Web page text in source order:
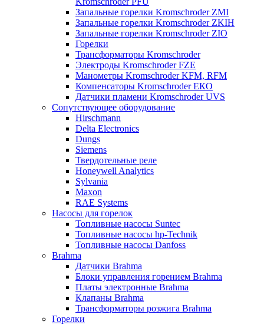
Запальные горелки Kromschroder ZМI
Запальные горелки Kromschroder ZKIH
Запальные горелки Kromschroder ZIO
Горелки
Трансформаторы Kromschroder
Электроды Kromschroder FZE
Манометры Kromschroder KFM, RFM
Компенсаторы Kromschroder ЕКО
Датчики пламени Kromschroder UVS
Сопутствующее оборудование
Hirschmann
Delta Electronics
Dungs
Siemens
Твердотельные реле
Honeywell Analytics
Sylvania
Maxon
RAE Systems
Насосы для горелок
Топливные насосы Suntec
Топливные насосы hp-Technik
Топливные насосы Danfoss
Brahma
Датчики Brahma
Блоки управления горением Brahma
Платы электронные Brahma
Клапаны Brahma
Трансформаторы розжига Brahma
Горелки